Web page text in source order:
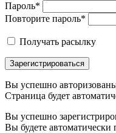
Пароль*
Повторите пароль*
Получать расылку
Зарегистрироваться
Вы успешно
Страница будет
Вы успешно
Вы будете автоматически